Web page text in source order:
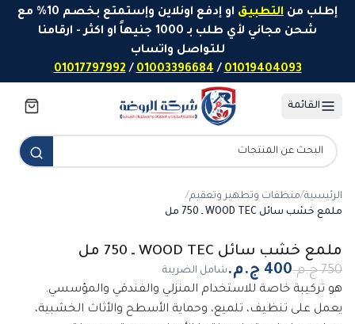
تخطَّ إلى المحتوى
إطلب من التطبيق
او إدفع اونلاين وإستمتع بخصم 10% مع
شحن مجاني لأي طلب بـ 1000 جنيهاً او اكثر - ارقامنا
للتواصل واتساب
01019404093
/
01003396684
/
01017797992
القائمة
الرئيسية/منظفات وتطهير وتعقيم/
ملمع خشب سائل WOOD TEC ـ 750 مل
ملمع خشب سائل WOOD TEC ـ 750 مل
شامل الضريبة
هو تركيبة خاصة للاستخدام المنزلي والفندقي والمؤسسي.
يعمل على تنظيف، تلميع، وحماية الأسطح والأثاث الخشبية،